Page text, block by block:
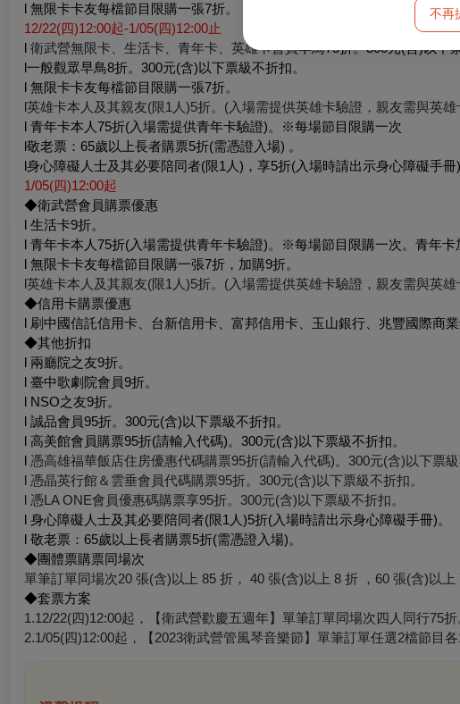
不再
l 無限卡卡友每檔節目限購一張7折。
12/22(四)12:00起-1/05(四)12:00止
l 衛武營無限卡、生活卡、青年卡、英雄卡會員早鳥75折。300元(含)以下
l一般觀眾早鳥8折。300元(含)以下票級不折扣。
l 無限卡卡友每檔節目限購一張7折。
l英雄卡本人及其親友(限1人)5折。(入場需提供英雄卡驗證，親友需與英
l 青年卡本人75折(入場需提供青年卡驗證)。※每場節目限購一次
l敬老票：65歲以上長者購票5折(需憑證入場) 。
l身心障礙人士及其必要陪同者(限1人)，享5折(入場時請出示身心障礙手冊)
1/05(四)12:00起
◆衛武營會員購票優惠
l 生活卡9折。
l 青年卡本人75折(入場需提供青年卡驗證)。※每場節目限購一次。青年卡
l 無限卡卡友每檔節目限購一張7折，加購9折。
l英雄卡本人及其親友(限1人)5折。(入場需提供英雄卡驗證，親友需與英
◆信用卡購票優惠
l 刷中國信託信用卡、台新信用卡、富邦信用卡、玉山銀行、兆豐國際商業
◆其他折扣
l 兩廳院之友9折。
l 臺中歌劇院會員9折。
l NSO之友9折。
l 誠品會員95折。300元(含)以下票級不折扣。
l 高美館會員購票95折(請輸入代碼)。300元(含)以下票級不折扣。
l 憑高雄福華飯店住房優惠代碼購票95折(請輸入代碼)。300元(含)以下票級
l 憑晶英行館＆雲垂會員代碼購票95折。300元(含)以下票級不折扣。
l 憑LA ONE會員優惠碼購票享95折。300元(含)以下票級不折扣。
l 身心障礙人士及其必要陪同者(限1人)5折(入場時請出示身心障礙手冊)。
l 敬老票：65歲以上長者購票5折(需憑證入場)。
◆團體票購票同場次
單筆訂單同場次20 張(含)以上 85 折， 40 張(含)以上 8 折 ，60 張(含)以上
◆套票方案
1.12/22(四)12:00起，【衛武營歡慶五週年】單筆訂單同場次四人同行75折
2.1/05(四)12:00起，【2023衛武營管風琴音樂節】單筆訂單任選2檔節目